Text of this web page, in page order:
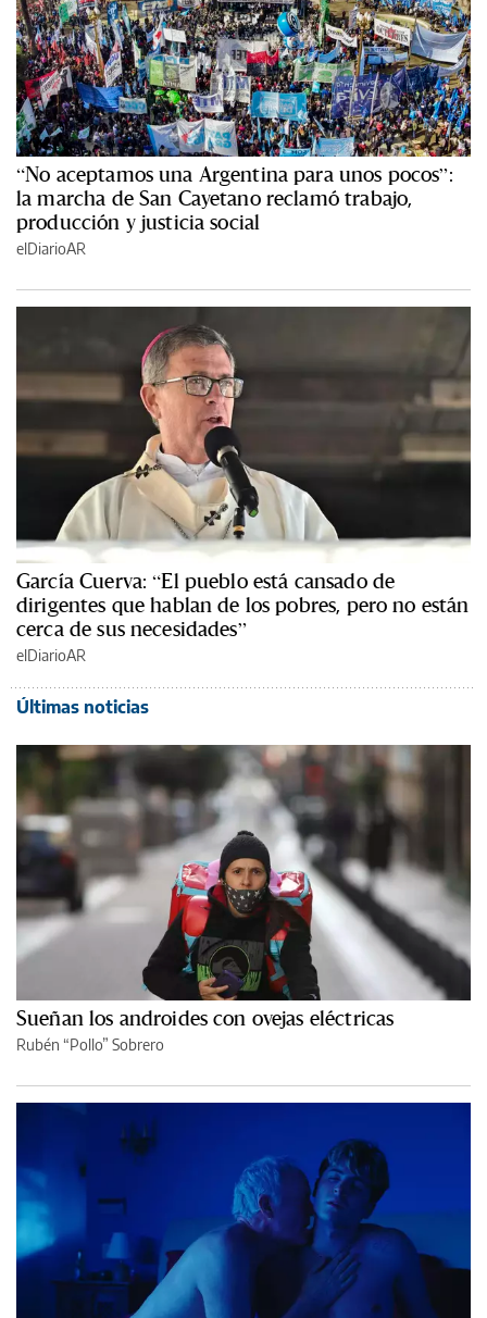
“No aceptamos una Argentina para unos pocos”:
la marcha de San Cayetano reclamó trabajo,
producción y justicia social
elDiarioAR
García Cuerva: “El pueblo está cansado de
dirigentes que hablan de los pobres, pero no están
cerca de sus necesidades”
elDiarioAR
Últimas noticias
Sueñan los androides con ovejas eléctricas
Rubén “Pollo” Sobrero